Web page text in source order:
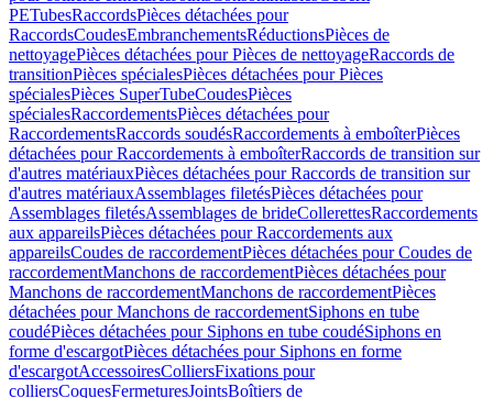
PETubesRaccordsPièces détachées pour
RaccordsCoudesEmbranchementsRéductionsPièces de
nettoyagePièces détachées pour Pièces de nettoyageRaccords de
transitionPièces spécialesPièces détachées pour Pièces
spécialesPièces SuperTubeCoudesPièces
spécialesRaccordementsPièces détachées pour
RaccordementsRaccords soudésRaccordements à emboîterPièces
détachées pour Raccordements à emboîterRaccords de transition sur
d'autres matériauxPièces détachées pour Raccords de transition sur
d'autres matériauxAssemblages filetésPièces détachées pour
Assemblages filetésAssemblages de brideCollerettesRaccordements
aux appareilsPièces détachées pour Raccordements aux
appareilsCoudes de raccordementPièces détachées pour Coudes de
raccordementManchons de raccordementPièces détachées pour
Manchons de raccordementManchons de raccordementPièces
détachées pour Manchons de raccordementSiphons en tube
coudéPièces détachées pour Siphons en tube coudéSiphons en
forme d'escargotPièces détachées pour Siphons en forme
d'escargotAccessoiresColliersFixations pour
colliersCoquesFermeturesJointsBoîtiers de